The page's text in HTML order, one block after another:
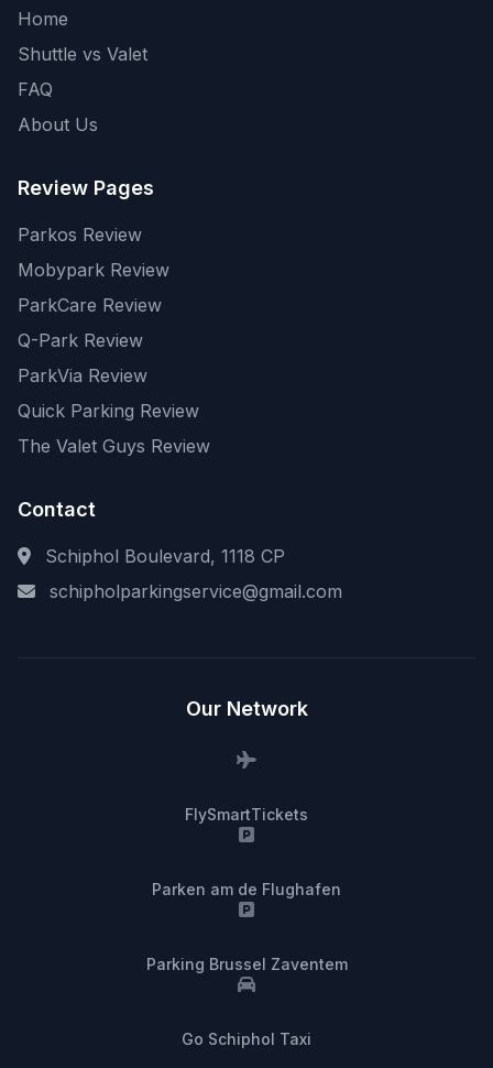
Home
Shuttle vs Valet
FAQ
About Us
Review Pages
Parkos Review
Mobypark Review
ParkCare Review
Q-Park Review
ParkVia Review
Quick Parking Review
The Valet Guys Review
Contact
Schiphol Boulevard, 1118 CP
schipholparkingservice@gmail.com
Our Network
FlySmartTickets
Parken am de Flughafen
Parking Brussel Zaventem
Go Schiphol Taxi